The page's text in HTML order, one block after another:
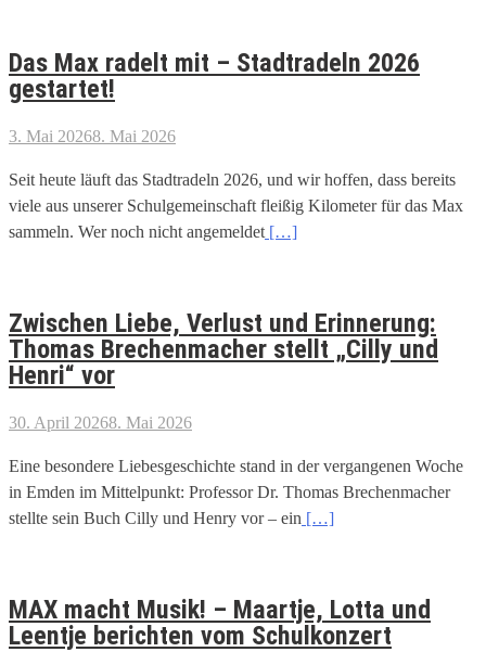
Das Max radelt mit – Stadtradeln 2026
gestartet!
3. Mai 20268. Mai 2026
Seit heute läuft das Stadtradeln 2026, und wir hoffen, dass bereits
viele aus unserer Schulgemeinschaft fleißig Kilometer für das Max
sammeln. Wer noch nicht angemeldet […]
Zwischen Liebe, Verlust und Erinnerung:
Thomas Brechenmacher stellt „Cilly und
Henri“ vor
30. April 20268. Mai 2026
Eine besondere Liebesgeschichte stand in der vergangenen Woche
in Emden im Mittelpunkt: Professor Dr. Thomas Brechenmacher
stellte sein Buch Cilly und Henry vor – ein […]
MAX macht Musik! – Maartje, Lotta und
Leentje berichten vom Schulkonzert